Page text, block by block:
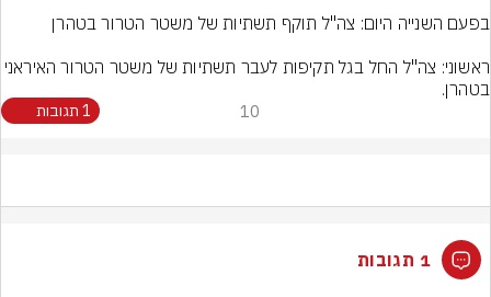
בטהרן.
10 1 תגובות
1 תגובות